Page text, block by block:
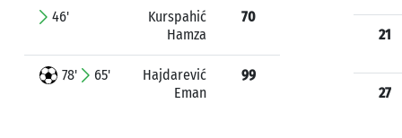
46'
Kurspahić
Hamza
70
78' 65'
Hajdarević
Eman
99
21
27